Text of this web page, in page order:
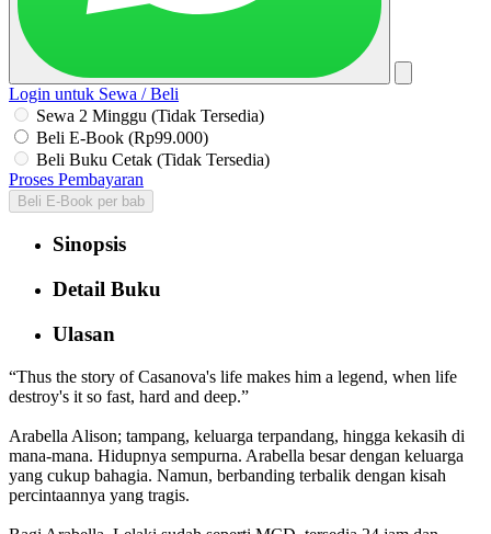
Login untuk Sewa / Beli
Sewa 2 Minggu (Tidak Tersedia)
Beli E-Book (Rp99.000)
Beli Buku Cetak (Tidak Tersedia)
Proses Pembayaran
Beli E-Book per bab
Sinopsis
Detail Buku
Ulasan
“Thus the story of Casanova's life makes him a legend, when life
destroy's it so fast, hard and deep.”
Arabella Alison; tampang, keluarga terpandang, hingga kekasih di
mana-mana. Hidupnya sempurna. Arabella besar dengan keluarga
yang cukup bahagia. Namun, berbanding terbalik dengan kisah
percintaannya yang tragis.